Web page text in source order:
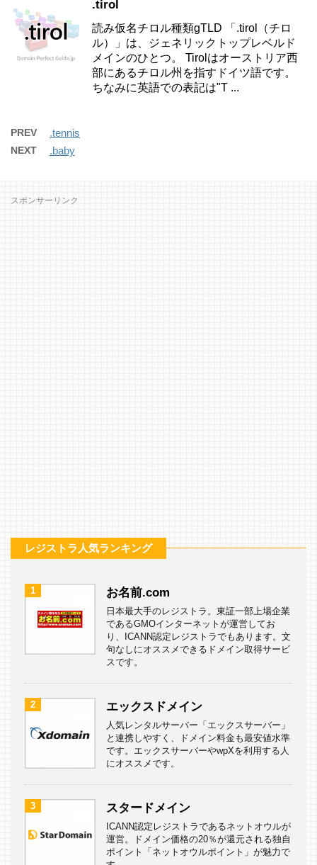
.tirol
読み仮名チロル種類gTLD 「.tirol（チロ
ル）」は、ジェネリックトップレベルド
メインのひとつ。 Tirolはオーストリア西
部にあるチロル州を指すドイツ語です。
ちなみに英語での表記は"T ...
PREV .tennis
NEXT .baby
スポンサーリンク
レジストラ人気ランキング
1 お名前.com
日本最大手のレジストラ。東証一部上場企業
であるGMOインターネットが運営してお
り、ICANN認定レジストラでもあります。文
句なしにオススメできるドメイン取得サービ
スです。
2 エックスドメイン
人気レンタルサーバー「エックスサーバー」
と連携しやすく、ドメイン料金も最安値水準
です。エックスサーバーやwpXを利用する人
にオススメです。
3 スタードメイン
ICANN認定レジストラであるネットオウルが
運営。ドメイン価格の20％が還元される独自
ポイント「ネットオウルポイント」が魅力で